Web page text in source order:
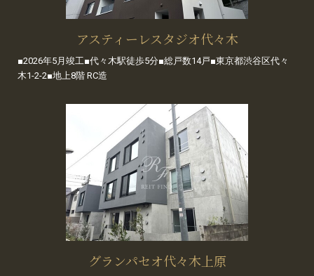
アスティーレスタジオ代々木
■2026年5月竣工■代々木駅徒歩5分■総戸数14戸■東京都渋谷区代々
木1-2-2■地上8階 RC造
グランパセオ代々木上原